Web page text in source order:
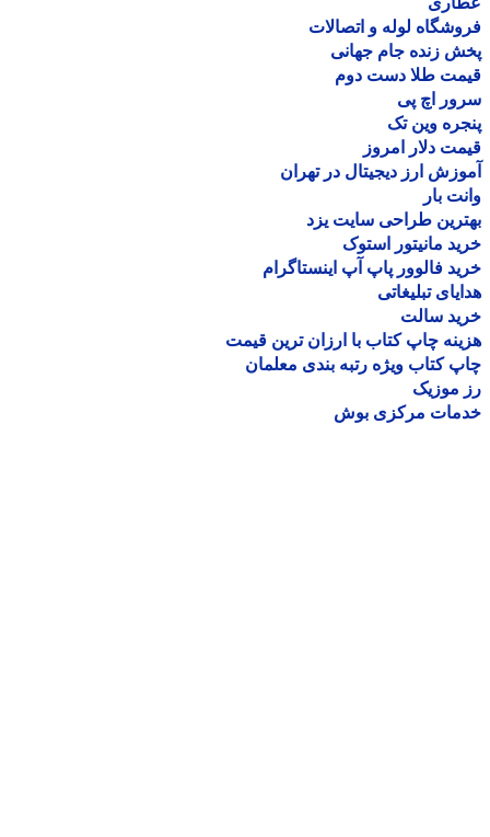
لوله و اتصالات
زنده جام جهانی
طلا دست دوم
اچ پی
وین تک
دلار امروز
ارز دیجیتال در تهران
بار
طراحی سایت یزد
مانیتور استوک
فالوور پاپ آپ اینستاگرام
تبلیغاتی
سالت
چاپ کتاب با ارزان ترین قیمت
کتاب ویژه رتبه بندی معلمان
موزیک
مرکزی بوش